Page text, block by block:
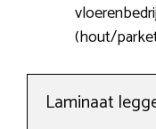
(hout/
Laminaat